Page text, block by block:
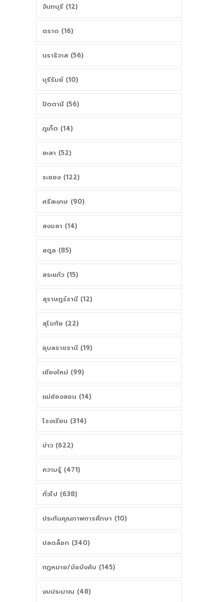
จันทบุรี (12)
ตราด (16)
นราธิวาส (56)
บุรีรัมย์ (10)
ปัตตานี (56)
ภูเก็ต (14)
ยะลา (52)
ระยอง (122)
ศรีสะเกษ (90)
สงขลา (14)
สตูล (85)
สระแก้ว (15)
สุราษฎร์ธานี (12)
สุโขทัย (22)
อุบลราชธานี (19)
เชียงใหม่ (99)
แม่ฮ่องสอน (14)
โรงเรียน (314)
ข่าว (622)
ความรู้ (471)
ทั่วไป (638)
ประกันคุณภาพการศึกษา (10)
ปลดล็อก (340)
กฎหมาย/ข้อบังคับ (145)
งบประมาณ (48)